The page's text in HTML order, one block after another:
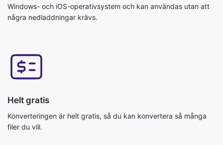
Windows- och iOS-operativsystem och kan användas utan att
några nedladdningar krävs.
Helt gratis
Konverteringen är helt gratis, så du kan konvertera så många
filer du vill.